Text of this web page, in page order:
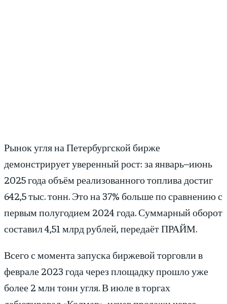
Рынок угля на Петербургской бирже
демонстрирует уверенный рост: за январь–июнь
2025 года объём реализованного топлива достиг
642,5 тыс. тонн. Это на 37% больше по сравнению с
первым полугодием 2024 года. Суммарный оборот
составил 4,51 млрд рублей, передаёт ПРАЙМ.
Всего с момента запуска биржевой торговли в
феврале 2023 года через площадку прошло уже
более 2 млн тонн угля. В июле в торгах